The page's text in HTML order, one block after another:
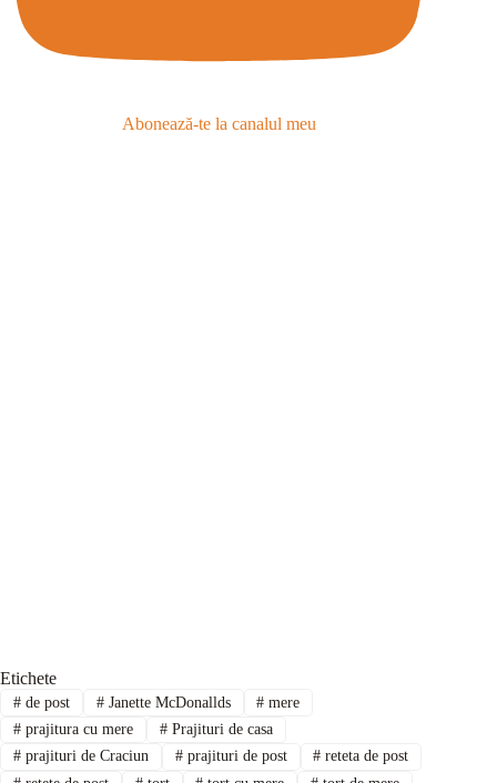
Abonează-te la canalul meu
Etichete
#de post #Janette McDonallds # mere
#prajitura cu mere #Prajituri de casa
#prajituri de Craciun #prajituri de post # reteta de post